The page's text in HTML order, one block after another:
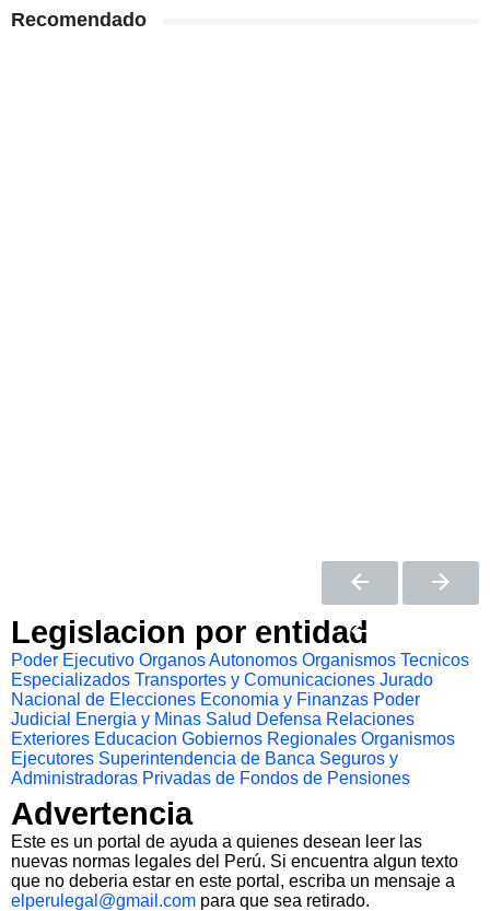
Recomendado
Legislacion por entidad
Poder Ejecutivo Organos Autonomos Organismos Tecnicos
Especializados Transportes y Comunicaciones Jurado
Nacional de Elecciones Economia y Finanzas Poder
Judicial
Energia y Minas Salud Defensa Relaciones
Exteriores Educacion Gobiernos Regionales Organismos
Ejecutores Superintendencia de Banca Seguros y
Administradoras Privadas de Fondos de Pensiones
Advertencia
Este es un portal de ayuda a quienes desean leer las
nuevas normas legales del Perú. Si encuentra algun texto
que no deberia estar en este portal, escriba un mensaje a
elperulegal@gmail.com para que sea retirado.